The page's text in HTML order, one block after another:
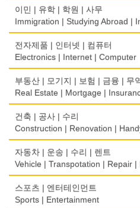
Fish Market
Restaurant
식당장비
Food Equipment
식품점
Korean Food
Food Manufacturing
와인제조
Wine Maker
정육점
보청기
Hearing Aid
Bidet
Psychologist/Psychiatrist
안경점
Optical Stores
의료기구
Medical Instruments
Denturist
한의원/한약
한복집
Korean Costume
유리/거울/액자
Glass/Mirror/Frame
Children's Ware
Wedding
인터넷 쇼핑
Internet Shopping
결혼상담
Marriage Consulting
이민 | 유학 | 학원 | 사무
Immigration | Studying Abroad |
이민/유학
Immigration/Studying Abroad
사무기기
Office Equipment
사무용품/문방구
Stationery/Office Equipment
Book Store
운전학원
Driving School
전자제품 | 인터넷 | 컴퓨터
Electronics | Internet | Computer
금전등록기
Cash Register
인터넷 서비스/까페
Internet Service/Cafe
Electronic Goods Sales/Repair
Telephone/Communication Service
부동산 | 모기지 | 보험 | 금융 | 무
Real Estate | Mortgage |
도매
Wholesale
모기지
Mortgage
International Trade
건축 | 공사 | 수리
Construction | Renovation |
건축시공/개조
Construction/Home Renovation
건축설계사
Architect
자동차 | 운송 | 수리 | 렌트
Vehicle | Transpotation | Repair |
운송/통관/이삿짐
Transportation/Moving
스포츠 | 엔터테인먼트
Sports | Entertainment